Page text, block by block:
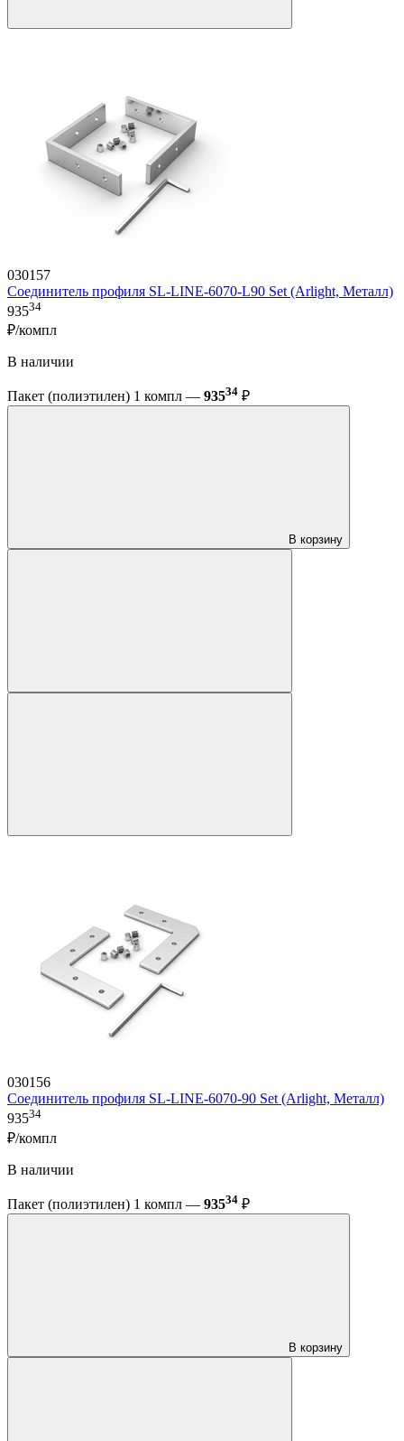
030157
Соединитель профиля SL-LINE-6070-L90 Set (Arlight, Металл)
93534
₽/компл
В наличии
Пакет (полиэтилен) 1 компл — 93534 ₽
В корзину
030156
Соединитель профиля SL-LINE-6070-90 Set (Arlight, Металл)
93534
₽/компл
В наличии
Пакет (полиэтилен) 1 компл — 93534 ₽
В корзину